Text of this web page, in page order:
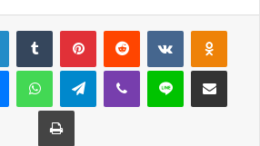
LinkedInTumblr PinterestReddit VKontakte
MessengerWhatsAppTelegramViber Line E-Posta ile
Yazdır